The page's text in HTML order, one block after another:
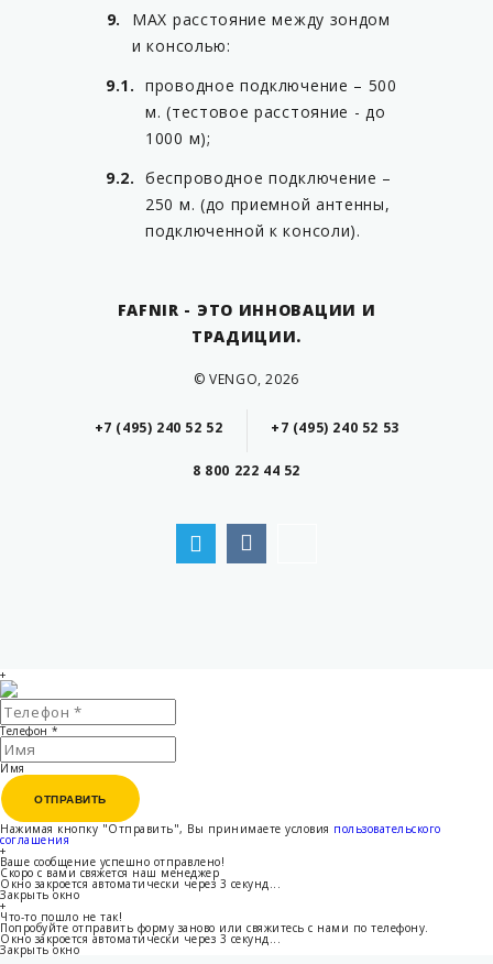
MAX расстояние между зондом
и консолью:
проводное подключение – 500
м. (тестовое расстояние - до
1000 м);
беспроводное подключение –
250 м. (до приемной антенны,
подключенной к консоли).
FAFNIR - ЭТО ИННОВАЦИИ И
ТРАДИЦИИ.
© VENGO, 2026
+7 (495) 240 52 52 +7 (495) 240 52 53
8 800 222 44 52
+
Телефон *
Имя
ОТПРАВИТЬ
ОТПРАВИТЬ
Нажимая кнопку "Отправить", Вы принимаете условия пользовательского
соглашения
+
Ваше сообщение успешно отправлено!
Скоро с вами свяжется наш менеджер
Окно закроется автоматически через 3 секунд...
Закрыть окно
+
Что-то пошло не так!
Попробуйте отправить форму заново или свяжитесь с нами по телефону.
Окно закроется автоматически через 3 секунд...
Закрыть окно